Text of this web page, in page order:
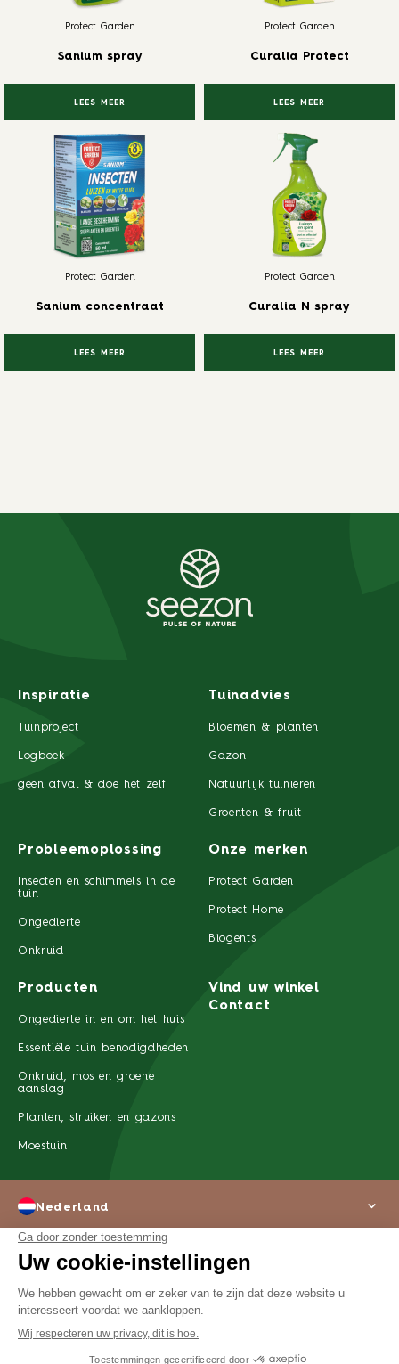
Protect Garden
Sanium spray
LEES MEER
Protect Garden
Curalia Protect
LEES MEER
Protect Garden
Sanium concentraat
LEES MEER
Protect Garden
Curalia N spray
LEES MEER
Inspiratie
Tuinproject
Logboek
geen afval & doe het zelf
Tuinadvies
Bloemen & planten
Gazon
Natuurlijk tuinieren
Groenten & fruit
Probleemoplossing
Insecten en schimmels in de
tuin
Ongedierte
Onkruid
Onze merken
Protect Garden
Protect Home
Biogents
Producten
Ongedierte in en om het huis
Essentiële tuin benodigdheden
Onkruid, mos en groene
aanslag
Planten, struiken en gazons
Moestuin
Vind uw winkel
Contact
Over ons Wettelijke kennisgeving Privacyverklaring
©2022 SBM Life Science Alle rechten voorbehouden
Nederland